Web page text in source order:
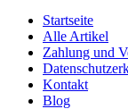
Startseite
Alle Artikel
Zahlung und
Kontakt
Blog